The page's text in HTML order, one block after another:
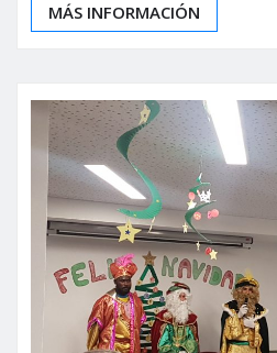
MÁS INFORMACIÓN